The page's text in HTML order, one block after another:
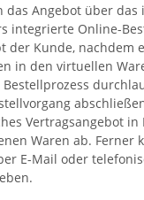
das Angebot über das
integrierte Online-
der Kunde, nachdem
in den virtuellen
Vertragsangebot in
Waren ab. Ferner
E-Mail oder